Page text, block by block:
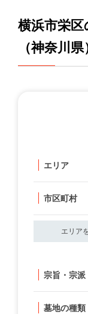
横浜市栄
（神奈川県
エリア
市区町村
エリア
宗旨・宗派
墓地の種類